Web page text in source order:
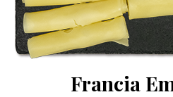
Francia